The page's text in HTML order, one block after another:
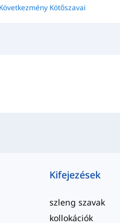
Kötőszavai
Kifejezések
szleng szavak
kollokációk